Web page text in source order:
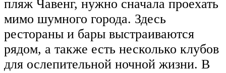
пляж Чавенг, нужно сначала проехать
мимо шумного города. Здесь
рестораны и бары выстраиваются
рядом, а также есть несколько клубов
для ослепительной ночной жизни. В